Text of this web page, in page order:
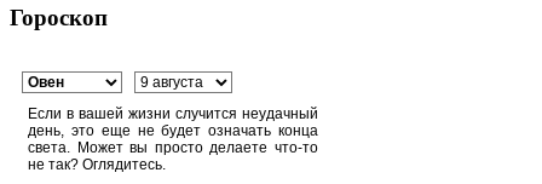
Гороскоп
Если в вашей жизни случится неудачный
день, это еще не будет означать конца
света. Может вы просто делаете что-то
не так? Оглядитесь.